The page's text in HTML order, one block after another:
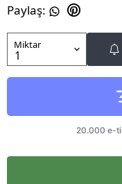
Paylaş:
Miktar